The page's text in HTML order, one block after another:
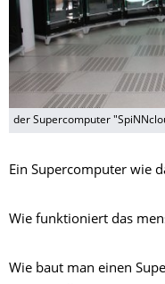
der Supercomputer
Ein Supercomputer wie
Wie funktioniert das
Wie baut man einen